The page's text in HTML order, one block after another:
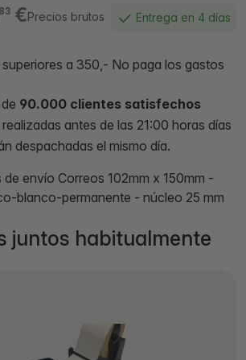
83€Precios brutos Entrega en 4 días
superiores a 350,- No paga los gastos
90.000 clientes satisfechos
antes de las 21:00 horas días
despachadas el mismo día.
de envío Correos 102mm x 150mm -
blanco-permanente - núcleo 25 mm
juntos habitualmente